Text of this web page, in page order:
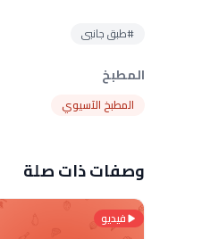
#طبق جانبى
المطبخ
المطبخ الآسيوي
وصفات ذات صلة
فيديو